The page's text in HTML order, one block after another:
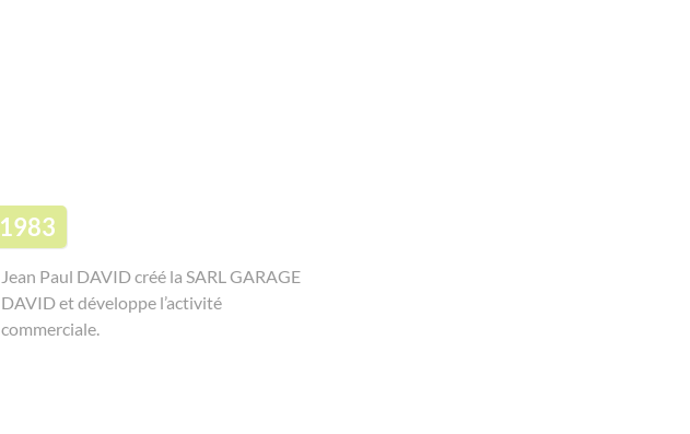
1983
Jean Paul DAVID créé la SARL GARAGE
DAVID et développe l’activité
commerciale.